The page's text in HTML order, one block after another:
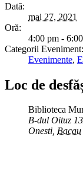
Dată:
mai 27, 2021
Oră:
4:00 pm -
Categorii Eveniment:
Evenimente,
Loc de
Biblioteca
B-dul Oituz
Onesti, Bacau